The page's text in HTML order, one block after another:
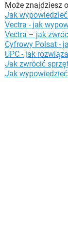
Może znajdziesz
Jak
Vectra - jak
Vectra – jak
Cyfrowy Polsat -
UPC - jak
Jak zwrócić
Jak